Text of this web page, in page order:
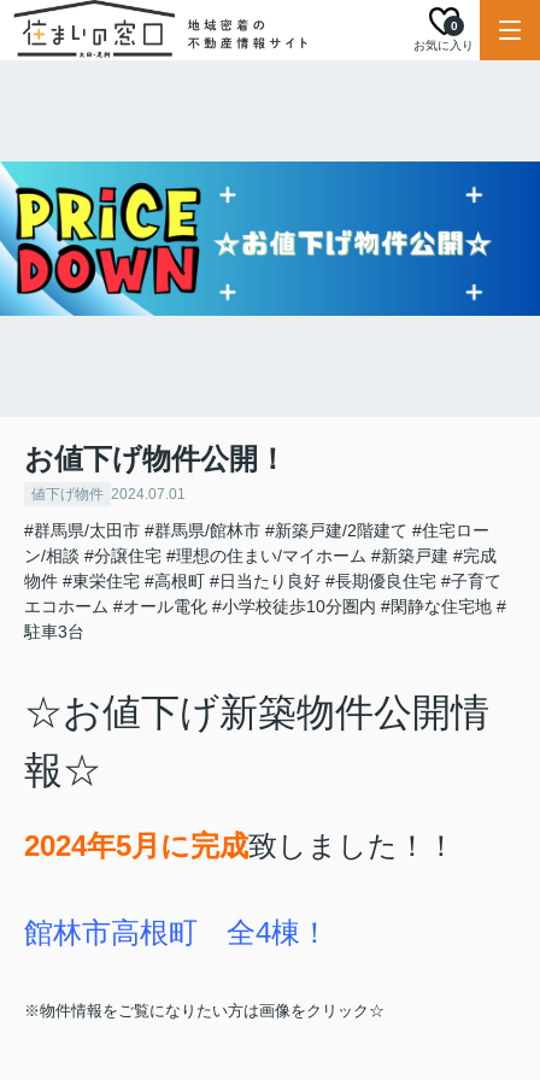
お気に入り
0
お値下げ物件公開！
値下げ物件 2024.07.01
#群馬県/太田市 #群馬県/館林市 #新築戸建/2階建て #住宅ロー
ン/相談 #分譲住宅 #理想の住まい/マイホーム #新築戸建 #完成
物件 #東栄住宅 #高根町 #日当たり良好 #長期優良住宅 #子育て
エコホーム #オール電化 #小学校徒歩10分圏内 #閑静な住宅地 #
駐車3台
☆お値下げ新築物件公開情
報☆
2024年5月に完成致しました！！
館林市高根町 全4棟！
※物件情報をご覧になりたい方は画像をクリック☆